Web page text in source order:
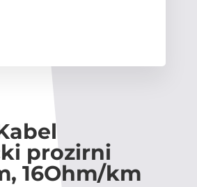
prozirni
16Ohm/km